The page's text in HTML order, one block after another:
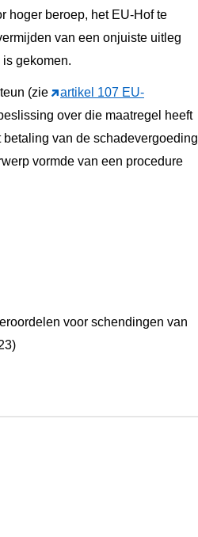
hoger beroep, het EU-Hof te
van een onjuiste uitleg
gekomen.
(zie
artikel 107 EU-
over die maatregel heeft
van de schadevergoeding
vormde van een procedure
voor schendingen van